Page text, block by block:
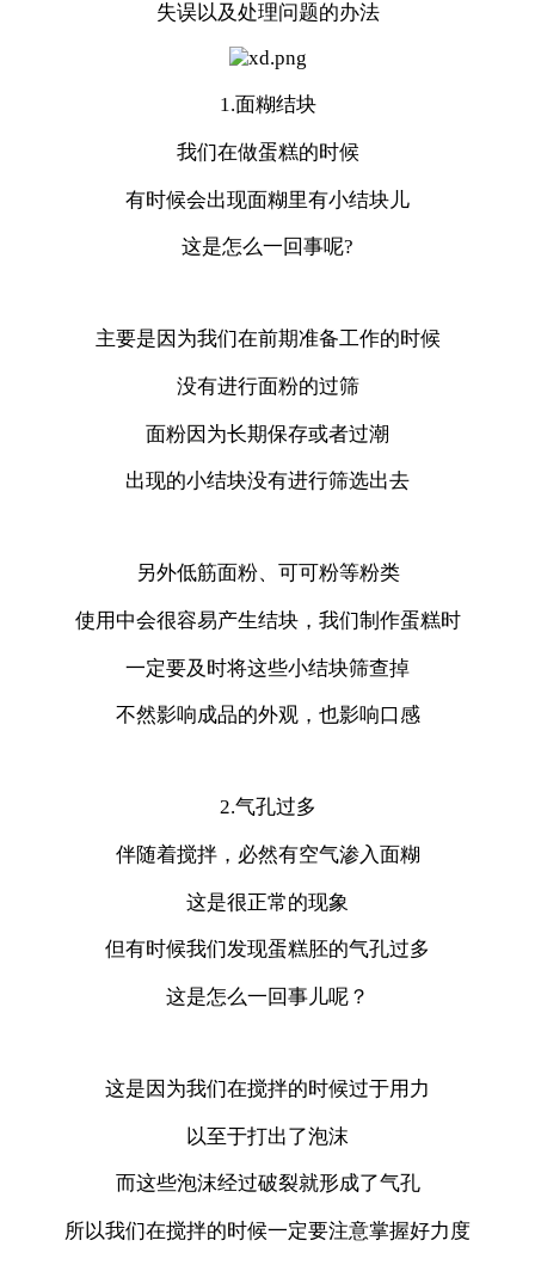
失误以及处理问题的办法
1.面糊结块
我们在做蛋糕的时候
有时候会出现面糊里有小结块儿
这是怎么一回事呢?
主要是因为我们在前期准备工作的时候
没有进行面粉的过筛
面粉因为长期保存或者过潮
出现的小结块没有进行筛选出去
另外低筋面粉、可可粉等粉类
使用中会很容易产生结块，我们制作蛋糕时
一定要及时将这些小结块筛查掉
不然影响成品的外观，也影响口感
2.气孔过多
伴随着搅拌，必然有空气渗入面糊
这是很正常的现象
但有时候我们发现蛋糕胚的气孔过多
这是怎么一回事儿呢？
这是因为我们在搅拌的时候过于用力
以至于打出了泡沫
而这些泡沫经过破裂就形成了气孔
所以我们在搅拌的时候一定要注意掌握好力度